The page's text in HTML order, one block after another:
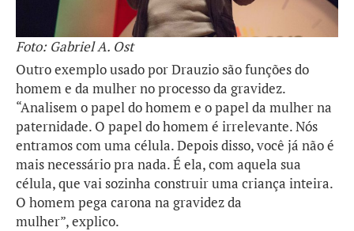
Foto: Gabriel A. Ost
Outro exemplo usado por Drauzio são funções do
homem e da mulher no processo da gravidez.
“Analisem o papel do homem e o papel da mulher na
paternidade. O papel do homem é irrelevante. Nós
entramos com uma célula. Depois disso, você já não é
mais necessário pra nada. É ela, com aquela sua
célula, que vai sozinha construir uma criança inteira.
O homem pega carona na gravidez da
mulher”, explico.